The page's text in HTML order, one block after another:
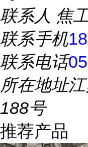
联系人 焦
联系手机
联系电话
所在地址
188号
推荐产品